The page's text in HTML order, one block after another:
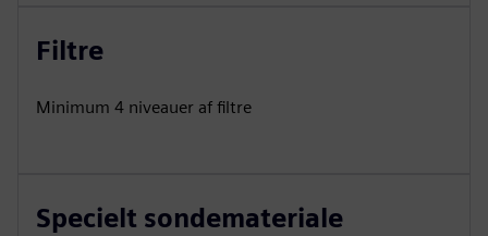
Filtre
Minimum 4 niveauer af filtre
Specielt sondemateriale